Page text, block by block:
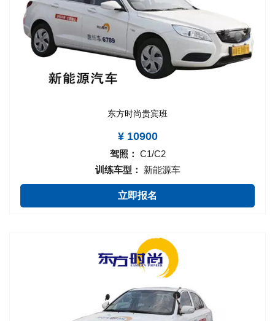
东方时尚贵宾班
¥ 10900
驾照： C1/C2
训练车型：
新能源车
立即报名